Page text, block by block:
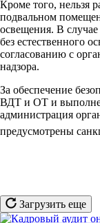
Кроме того, нельзя
подвальном
освещения. В
без естественного
согласованию с
надзора.
За обеспечение
ВДТ и ОТ и
администрация
предусмотрены
Загрузить еще